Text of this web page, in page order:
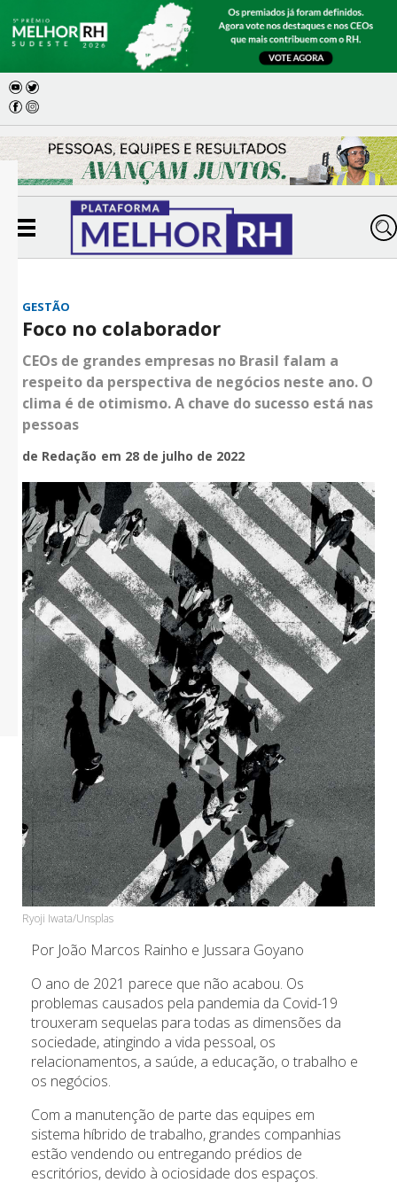
GESTÃO
Foco no colaborador
CEOs de grandes empresas no Brasil falam a
respeito da perspectiva de negócios neste ano. O
clima é de otimismo. A chave do sucesso está nas
pessoas
de Redação em 28 de julho de 2022
Ryoji Iwata/Unsplas
Por João Marcos Rainho e Jussara Goyano
O ano de 2021 parece que não acabou. Os
problemas causados pela pandemia da Covid-19
trouxeram sequelas para todas as dimensões da
sociedade, atingindo a vida pessoal, os
relacionamentos, a saúde, a educação, o trabalho e
os negócios.
Com a manutenção de parte das equipes em
sistema híbrido de trabalho, grandes companhias
estão vendendo ou entregando prédios de
escritórios, devido à ociosidade dos espaços.